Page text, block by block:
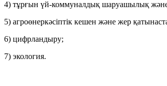
4) тұрғын үй-коммуналдық шаруашылық
5) агроөнеркәсіптік кешен және жер
6) цифрландыру;
7) экология.